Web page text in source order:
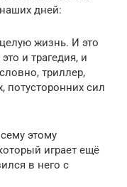
дней:
жизнь. И это
и трагедия, и
триллер,
потусторонних сил
этому
играет ещё
в него с